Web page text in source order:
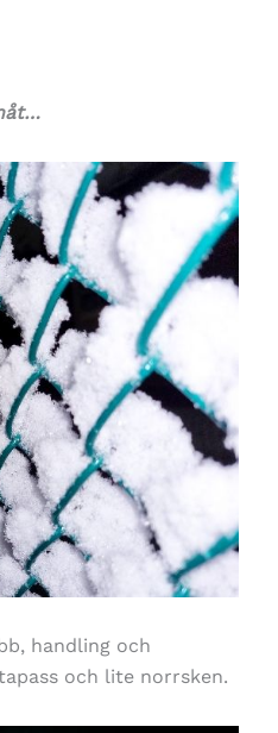
handling och
och lite norrsken.